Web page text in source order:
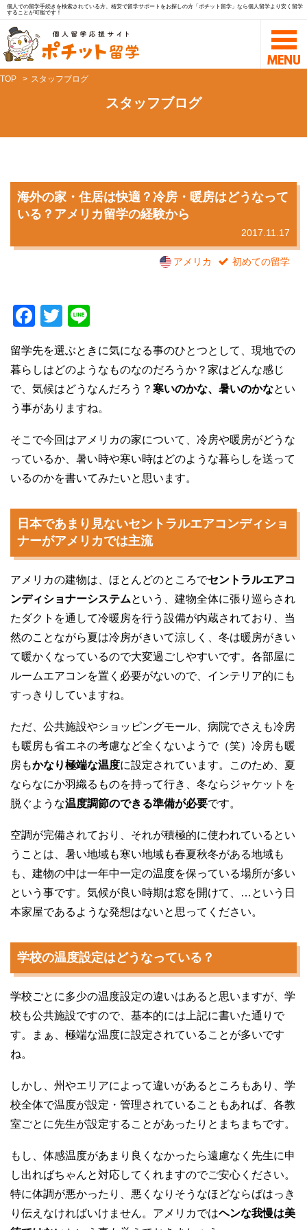
個人での留学手続きを検索されている方、格安で留学サポートをお探しの方「ポチット留学」なら個人留学より安く留学
することが可能です！
TOP スタッフブログ
スタッフブログ
海外の家・住居は快適？冷房・暖房はどうなって
いる？アメリカ留学の経験から
2017.11.17
アメリカ 初めての留学
F
a
c
e
b
o
k
T
tt
er
e
留学先を選ぶときに気になる事のひとつとして、現地での
暮らしはどのようなものなのだろうか？家はどんな感じ
で、気候はどうなんだろう？ 寒いのかな、暑いのかなとい
う事がありますね。
そこで今回はアメリカの家について、冷房や暖房がどうな
っているか、暑い時や寒い時はどのような暮らしを送って
いるのかを書いてみたいと思います。
日本であまり見ないセントラルエアコンディショ
ナーがアメリカでは主流
アメリカの建物は、ほとんどのところでセントラルエアコ
ンディショナーシステムという、建物全体に張り巡らされ
たダクトを通して冷暖房を行う設備が内蔵されており、当
然のことながら夏は冷房がきいて涼しく、冬は暖房がきい
て暖かくなっているので大変過ごしやすいです。各部屋に
ルームエアコンを置く必要がないので、インテリア的にも
すっきりしていますね。
ただ、公共施設やショッピングモール、病院でさえも冷房
も暖房も省エネの考慮など全くないようで（笑）冷房も暖
房もかなり極端な温度に設定されています。このため、夏
ならなにか羽織るものを持って行き、冬ならジャケットを
脱ぐような温度調節のできる準備が必要です。
空調が完備されており、それが積極的に使われているとい
うことは、暑い地域も寒い地域も春夏秋冬がある地域も
も、建物の中は一年中一定の温度を保っている場所が多い
という事です。気候が良い時期は窓を開けて、…という日
本家屋であるような発想はないと思ってください。
学校の温度設定はどうなっている？
学校ごとに多少の温度設定の違いはあると思いますが、学
校も公共施設ですので、基本的には上記に書いた通りで
す。まぁ、極端な温度に設定されていることが多いです
ね。
しかし、州やエリアによって違いがあるところもあり、学
校全体で温度が設定・管理されていることもあれば、各教
室ごとに先生が設定することがあったりとまちまちです。
もし、体感温度があまり良くなかったら遠慮なく先生に申
し出ればちゃんと対応してくれますのでご安心ください。
特に体調が悪かったり、悪くなりそうなほどならばはっき
り伝えなければいけません。アメリカではヘンな我慢は美